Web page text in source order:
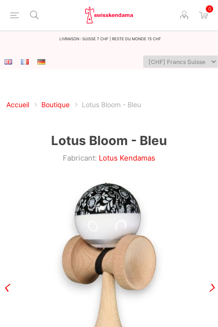
0
LIvraison : Suisse 7 CHF | Reste du monde 15 CHF
Accueil Boutique Lotus Bloom - Bleu
Lotus Bloom - Bleu
Fabricant: Lotus Kendamas